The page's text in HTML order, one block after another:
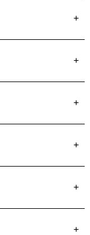
+
+
+
+
+
+